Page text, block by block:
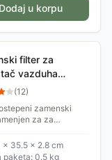
Dodaj u korpu
filter za
vazduha
EHP003
(12)
zamenski
za za
× 35.5 × 2.8 cm
paketa: 0.5 kg